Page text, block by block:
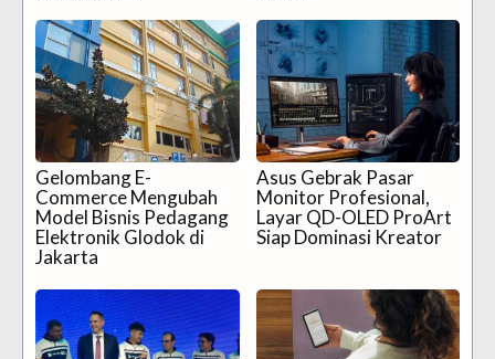
Gelombang E-
Commerce Mengubah
Model Bisnis Pedagang
Elektronik Glodok di
Jakarta
Asus Gebrak Pasar
Monitor Profesional,
Layar QD-OLED ProArt
Siap Dominasi Kreator